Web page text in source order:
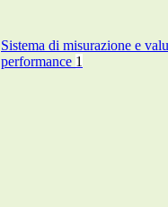
Sistema di misurazione e
performance 1